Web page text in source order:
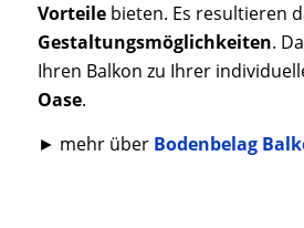
Vorteilebieten. Es resultieren
Gestaltungsmöglichkeiten.
Ihren Balkon zu Ihrer
Oase.
► mehr über Bodenbelag